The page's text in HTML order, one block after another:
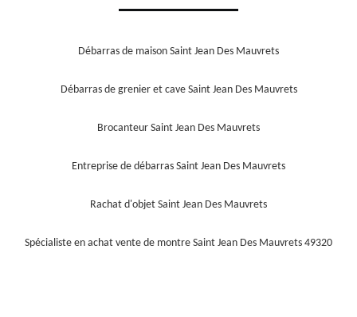
Débarras de maison Saint Jean Des Mauvrets
Débarras de grenier et cave Saint Jean Des Mauvrets
Brocanteur Saint Jean Des Mauvrets
Entreprise de débarras Saint Jean Des Mauvrets
Rachat d'objet Saint Jean Des Mauvrets
Spécialiste en achat vente de montre Saint Jean Des Mauvrets 49320